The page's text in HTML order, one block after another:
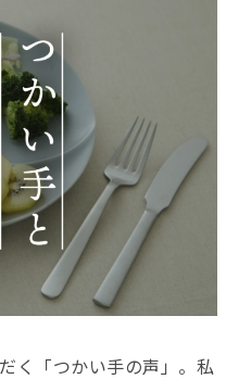
く「つかい手の声」。私